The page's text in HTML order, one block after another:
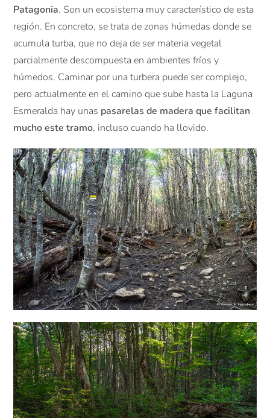
Patagonia. Son un ecosistema muy característico de esta
región. En concreto, se trata de zonas húmedas donde se
acumula turba, que no deja de ser materia vegetal
parcialmente descompuesta en ambientes fríos y
húmedos. Caminar por una turbera puede ser complejo,
pero actualmente en el camino que sube hasta la Laguna
Esmeralda hay unas pasarelas de madera que facilitan
mucho este tramo, incluso cuando ha llovido.